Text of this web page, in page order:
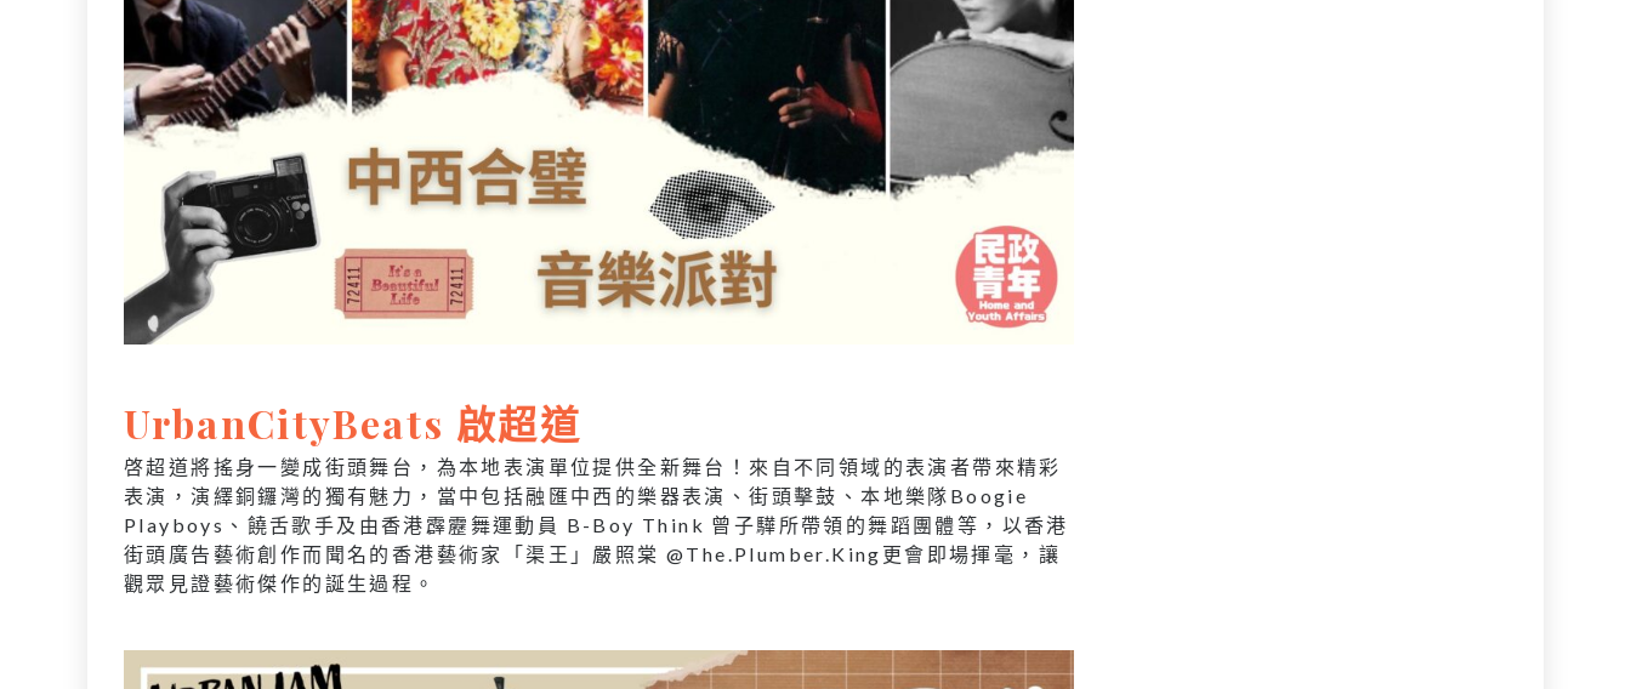
UrbanCityBeats 啟超道
啓超道將搖身一變成街頭舞台，為本地表演單位提供全新舞台！來自不同領域的表演者帶來精彩
表演，演繹銅鑼灣的獨有魅力，當中包括融匯中西的樂器表演、街頭擊鼓、本地樂隊Boogie
Playboys、饒舌歌手及由香港霹靂舞運動員 B-Boy Think 曾子驊所帶領的舞蹈團體等，以香港
街頭廣告藝術創作而聞名的香港藝術家「渠王」嚴照棠 @The.Plumber.King更會即場揮毫，讓
觀眾見證藝術傑作的誕生過程。